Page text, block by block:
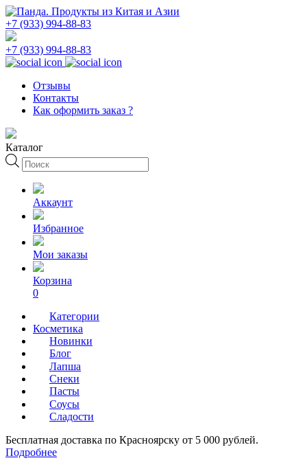
+7 (933) 994-88-83
+7 (933) 994-88-83
Отзывы
Контакты
Как оформить заказ ?
Каталог
Поиск
товаров
Аккаунт
Избранное
Мои заказы
Корзина
0
Категории
Косметика
Новинки
Блог
Лапша
Снеки
Пасты
Соусы
Сладости
Бесплатная доставка по Красноярску от 5 000 рублей.
Подробнее